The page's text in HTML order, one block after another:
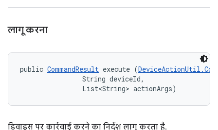
लागू करना
public CommandResult execute (
                String deviceId,
                List<String> actionArgs)
डिवाइस पर कार्रवाई करने का निर्देश लागू करता है.